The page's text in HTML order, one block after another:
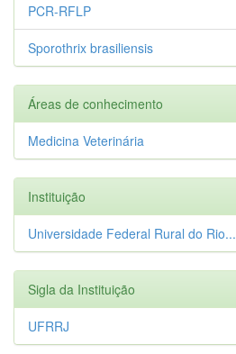
PCR-RFLP
Sporothrix brasiliensis
Áreas de conhecimento
Medicina Veterinária
Instituição
Universidade Federal Rural do Rio...
Sigla da Instituição
UFRRJ